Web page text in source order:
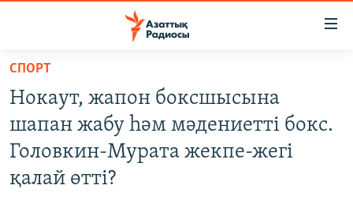
Skip
main
content
Skip
to
main
САЯСАТ
AZATTYQTV
ҚАҢТАР ОҚИҒАСЫ
СПОРТ
Нокаут, жапон боксшысына
шапан жабу һәм мәдениетті бокс.
Головкин-Мурата жекпе-жегі
қалай өтті?